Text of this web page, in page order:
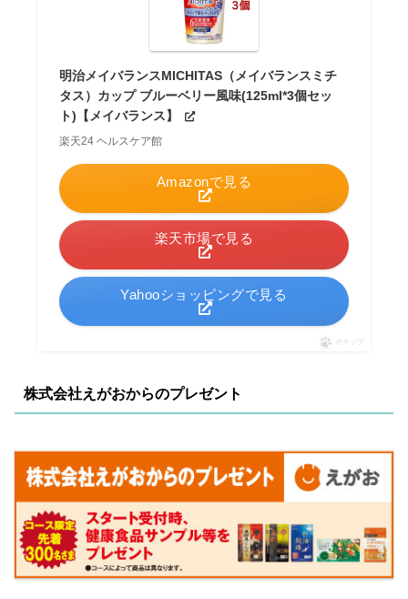
明治メイバランスMICHITAS（メイバランスミチ
タス）カップ ブルーベリー風味(125ml*3個セッ
ト)【メイバランス】
楽天24 ヘルスケア館
Amazonで見る
楽天市場で見る
Yahooショッピングで見る
ポチップ
株式会社えがおからのプレゼント